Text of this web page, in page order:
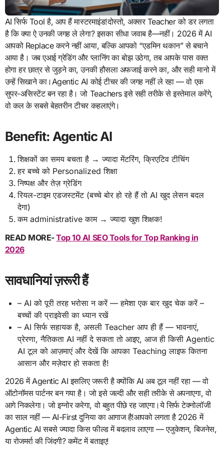
AI सिर्फ Tool है, आप हैं मास्टरमाइंड!दोस्तो, अक्सर Teacher को डर लगता
है कि क्या ऐ उनकी जगह ले लेगा? इसका सीधा जवाब है—नहीं। 2026 में AI
आपको Replace करने नहीं आया, बल्कि आपको “एडमिन थकान” से बचाने
आया है। जब एआई ग्रेडिंग और प्लानिंग का बोझ उठेगा, तब आपके पास वक्त
होगा हर छात्र से जुड़ने का, उनकी हौसला अफजाई करने का, और सही मानो में
उन्हें सिखाने का।Agentic AI कोई टीचर की जगह नहीं ले रहा — वो एक
सुपर-असिस्टेंट बन रहा है। जो Teachers इसे सही तरीके से इस्तेमाल करेंगे,
वो कल के सबसे बेहतरीन टीचर कहलाएंगे।
Benefit: Agentic AI
शिक्षकों का समय बचता है → ज्यादा मेंटरिंग, क्रिएटिव टीचिंग
हर बच्चे को Personalized शिक्षा
निष्पक्ष और तेज़ ग्रेडिंग
रियल-टाइम एडजस्टमेंट (बच्चे बोर हो रहे हैं तो AI खुद लेसन बदल
देगा)
कम administrative काम → ज्यादा खुश शिक्षक!
READ MORE-Top 10 AI SEO Tools for Top Ranking in
2026
सावधानियां ज़रूरी हैं
– AI को पूरी तरह भरोसा न करें — हमेशा एक बार खुद चेक करें –
बच्चों की प्राइवेसी का ध्यान रखें
– AI सिर्फ सहायक है, असली Teacher आप ही हैं — भावनाएं,
प्रेरणा, नैतिकता AI नहीं दे सकता तो आइए, आज ही किसी Agentic
AI टूल को आज़माएं और देखें कि आपका Teaching लाइफ कितना
आसान और मज़ेदार हो सकता है!
2026 में Agentic AI इसलिए जरूरी है क्योंकि AI अब टूल नहीं रहा — वो
ऑटोनॉमस पार्टनर बन गया है। जो इसे जल्दी और सही तरीके से अपनाएगा, वो
आगे निकलेगा। जो इग्नोर करेगा, वो बहुत पीछे रह जाएगा।ये सिर्फ टेक्नोलॉजी
का साल नहीं — AI-First दुनिया का आगाज है!आपको लगता है 2026 में
Agentic AI सबसे ज्यादा किस फील्ड में बदलाव लाएगा — एजुकेशन, बिजनेस,
या रोजमर्रा की जिंदगी? कमेंट में बताइए!